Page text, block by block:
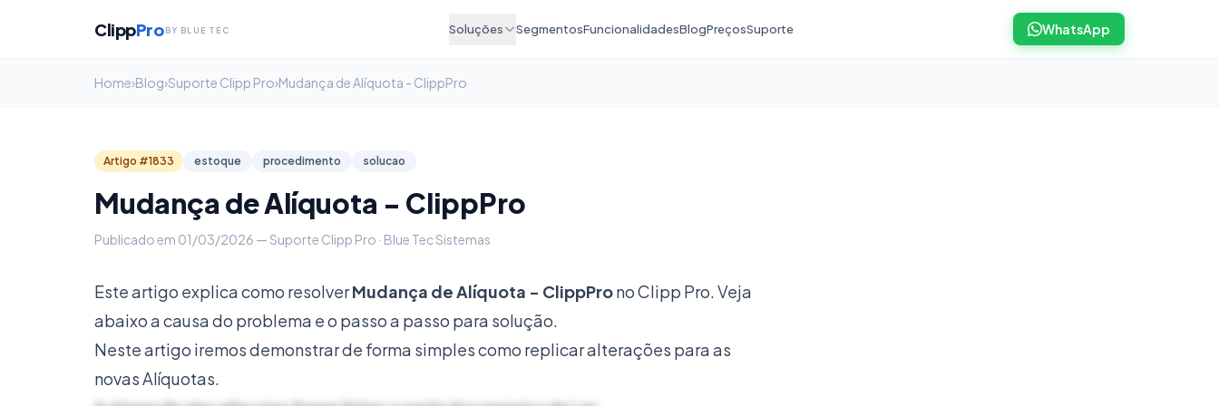
ClippPro BY BLUE TEC Soluções SegmentosFuncionalidadesBlogPreçosSuporte WhatsApp
Home›Blog›Suporte Clipp Pro›Mudança de Alíquota - ClippPro
Artigo #1833 estoque procedimento solucao
Mudança de Alíquota - ClippPro
Publicado em 01/03/2026 — Suporte Clipp Pro · Blue Tec Sistemas
Este artigo explica como resolverMudança de Alíquota - ClippProno Clipp Pro. Veja
abaixo a causa do problema e o passo a passo para solução.
Neste artigo iremos demonstrar de forma simples como replicar alterações para as
novas Alíquotas.